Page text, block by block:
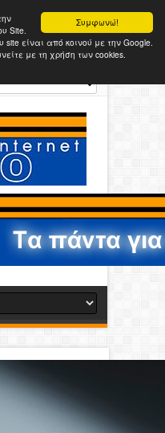
Συμφωνώ!
Site.
είναι από κοινού με την Google.
με τη χρήση των cookies.